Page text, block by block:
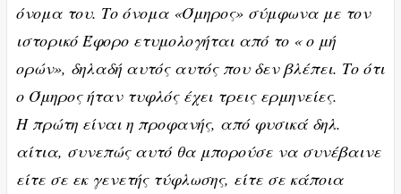
όνομα του. Το όνομα «Όμηρος» σύμφωνα με τον
ιστορικό Έφορο ετυμολογήται από το « ο μή
ορών», δηλαδή αυτός αυτός που δεν βλέπει. Το ότι
ο Όμηρος ήταν τυφλός έχει τρεις ερμηνείες.
Η πρώτη είναι η προφανής, από φυσικά δηλ.
αίτια, συνεπώς αυτό θα μπορούσε να συνέβαινε
είτε σε εκ γενετής τύφλωσης, είτε σε κάποια